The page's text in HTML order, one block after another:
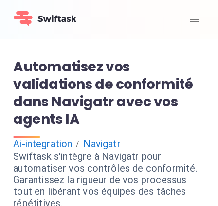
Automatisez vos
validations de conformité
dans Navigatr avec vos
agents IA
Ai-integration / Navigatr
Swiftask s'intègre à Navigatr pour
automatiser vos contrôles de conformité.
Garantissez la rigueur de vos processus
tout en libérant vos équipes des tâches
répétitives.